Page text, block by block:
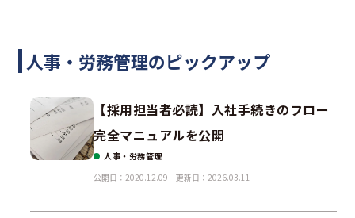
人事・労務管理のピックアップ
【採用担当者必読】入社手続きのフロー
完全マニュアルを公開
人事・労務管理
公開日：2020.12.09
更新日：2026.03.11